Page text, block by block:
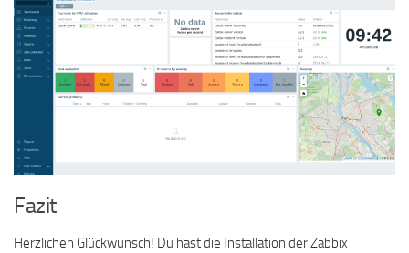
Fazit
Herzlichen Glückwunsch! Du hast die Installation der Zabbix